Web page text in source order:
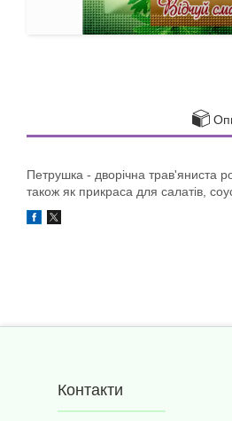
Петрушка - дворічна трав'яниста
також як прикраса для салатів,
Контакти